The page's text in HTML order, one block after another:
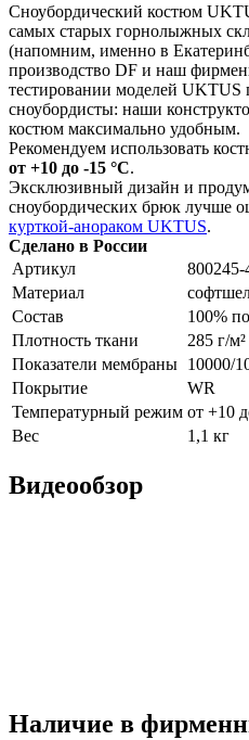
Сноубордический костюм
самых старых горнолыжных
(напомним, именно в
производство DF и наш
тестировании моделей
сноубордисты: наши
костюм максимально удобным.
Рекомендуем использовать
от +10 до -15 °С.
Эксклюзивный дизайн и
сноубордических брюк лучше
курткой-анораком UKTUS.
Сделано в России
Артикул
800245-
Материал
Состав
100%
Плотность ткани
285 г/м²
Показатели мембраны 10000/
Покрытие
WR
Температурный режим от +10
Вес
1,1 кг
Видеообзор
Наличие в